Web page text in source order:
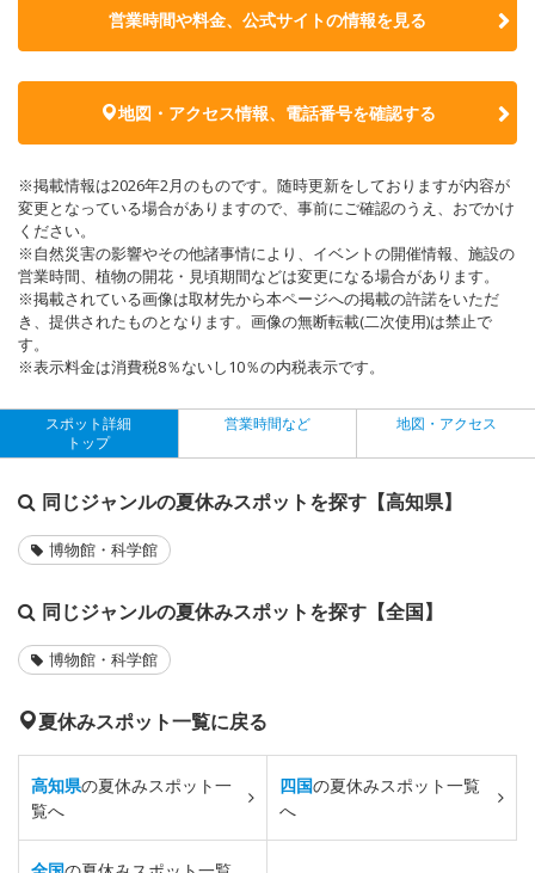
営業時間や料金、公式サイトの情報を見る
地図・アクセス情報、電話番号を確認する
※掲載情報は2026年2月のものです。随時更新をしておりますが内容が
変更となっている場合がありますので、事前にご確認のうえ、おでかけ
ください。
※自然災害の影響やその他諸事情により、イベントの開催情報、施設の
営業時間、植物の開花・見頃期間などは変更になる場合があります。
※掲載されている画像は取材先から本ページへの掲載の許諾をいただ
き、提供されたものとなります。画像の無断転載(二次使用)は禁止で
す。
※表示料金は消費税8％ないし10％の内税表示です。
スポット詳細
トップ
営業時間など 地図・アクセス
同じジャンルの夏休みスポットを探す【高知県】
博物館・科学館
同じジャンルの夏休みスポットを探す【全国】
博物館・科学館
夏休みスポット一覧に戻る
高知県の夏休みスポット一
覧へ
四国の夏休みスポット一覧
へ